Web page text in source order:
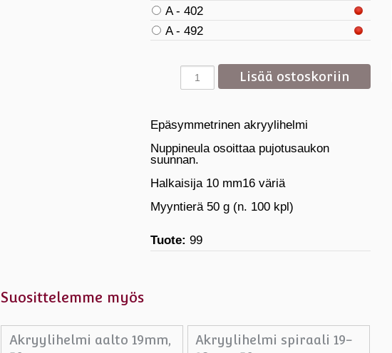
A - 402
A - 492
Epäsymmetrinen akryylihelmi
Nuppineula osoittaa pujotusaukon
suunnan.
Halkaisija 10 mm16 väriä
Myyntierä 50 g (n. 100 kpl)
Tuote: 99
Suosittelemme myös
Akryylihelmi aalto 19mm,
Akryylihelmi spiraali 19-